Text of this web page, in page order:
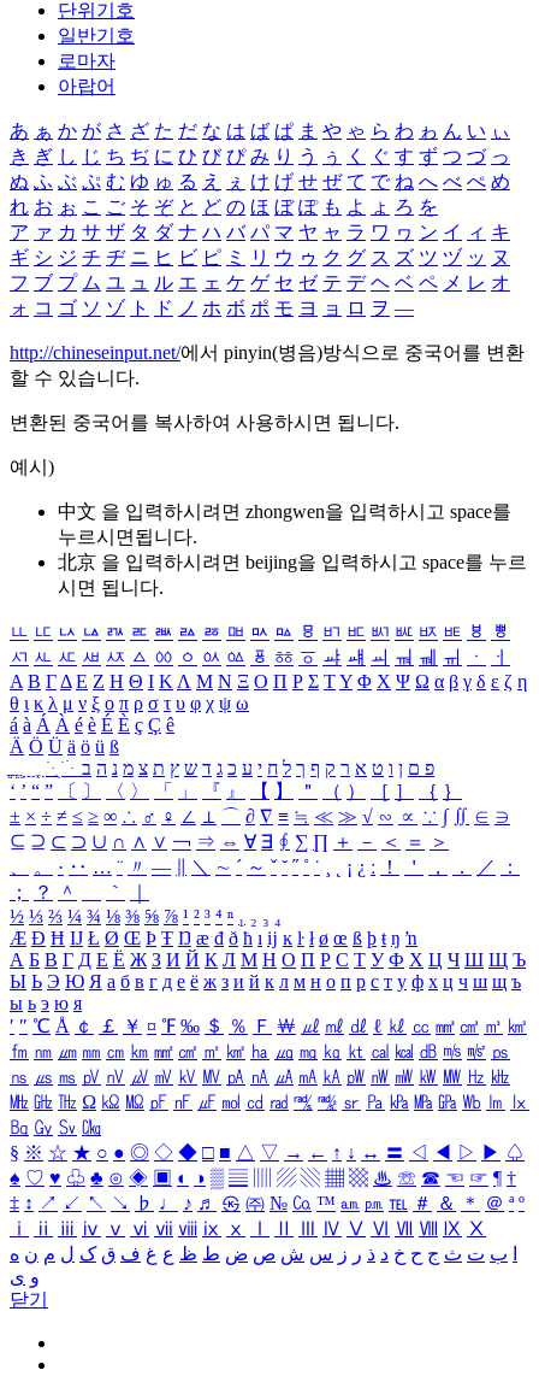
단위기호
일반기호
로마자
아랍어
あ ぁ か が さ ざ た だ な は ば ぱ ま や ゃ ら わ ゎ ん い ぃ
き ぎ し じ ち ぢ に ひ び ぴ み り う ぅ く ぐ す ず つ づ っ
ぬ ふ ぶ ぷ む ゆ ゅ る え ぇ け げ せ ぜ て で ね へ べ ぺ め
れ お ぉ こ ご そ ぞ と ど の ほ ぼ ぽ も よ ょ ろ を
ア ァ カ サ ザ タ ダ ナ ハ バ パ マ ヤ ャ ラ ワ ヮ ン イ ィ キ
ギ シ ジ チ ヂ ニ ヒ ビ ピ ミ リ ウ ゥ ク グ ス ズ ツ ヅ ッ ヌ
フ ブ プ ム ユ ュ ル エ ェ ケ ゲ セ ゼ テ デ ヘ ベ ペ メ レ オ
ォ コ ゴ ソ ゾ ト ド ノ ホ ボ ポ モ ヨ ョ ロ ヲ ―
http://chineseinput.net/에서 pinyin(병음)방식으로 중국어를 변환
할 수 있습니다.
변환된 중국어를 복사하여 사용하시면 됩니다.
예시)
中文 을 입력하시려면 zhongwen을 입력하시고 space를
누르시면됩니다.
北京 을 입력하시려면 beijing을 입력하시고 space를 누르
시면 됩니다.
ㅥ ㅦ ㅧ ㅨ ㅩ ㅪ ㅫ ㅬ ㅭ ㅮ ㅯ ㅰ ㅱ ㅲ ㅳ ㅴ ㅵ ㅶ ㅷ ㅸ
ㅹ
ㅺ ㅻ ㅼ ㅽ ㅾ ㅿ ㆀ ㆁ ㆂ ㆃ ㆄ ㆅ ㆆ ㆇ ㆈ ㆉ ㆊ ㆋ ㆌ ㆍ
ㆎ
Α Β ΓΔ Ε Ζ Η Θ Ι ΚΛ Μ Ν Ξ Ο Π Ρ Σ ΤΥ Φ Χ Ψ Ω α β γ δ ε ζ η
θ ι κ λ μ ν ξ ο π ρ σ τ υ φ χ ψ ω
á à Á À é è É È ç Ç ê
Ä Ö Ü ä ö ü ß
ִֶֹ ֻּ ׁׂ פ ם ן ו ט א ר ק ף ך ל ח י ע כ ג ד ש ץ ת צ מ נ ה ב
‘ ’ “ ” 〔 〕 〈 〉 「 」 『 』 【 】 ＂ （ ） ［ ］ ｛ ｝
± × ÷ ≠ ≤ ≥ ∞ ∴ ♂ ♀ ∠ ⊥ ⌒ ∂ ∇ ≡ ≒ ≪ ≫ √ ∽ ∝ ∵ ∫ ∬ ∈ ∋
⊆ ⊇ ⊂ ⊃ ∪ ∩ ∧ ∨ ￢ ⇒ ⇔ ∀ ∃ ∮ ∑ ∏ ＋ － ＜ ＝
＞
、
。 · ‥ … ¨ 〃 ― ＼ ∼ ´ ～ ˇ ˘ ˝ ˚ ˙ ¸ ¡ ¿ ː ！ ＇ ， ． ／
：
；
？ ＾ ｀
½ ⅓ ⅔ ¼ ¾ ⅛ ⅜ ⅝ ⅞ ¹ ² ³ ⁴ ⁿ ₁ ₂ ₃ ₄
Æ Ð Ħ Ĳ Ł Ø Œ Þ Ŧ Ŋ æ đ ð ħ ı ĳ ĸ ŀ ł ø œ ß þ ŧ ŋ ŉ
А Б В Г Д Е Ё Ж З И Й К Л М Н О П Р С Т У Ф Х Ц Ч Ш Щ Ъ
Ы Ь Э Ю Я а б в г д е ё ж з и й к л м н о п р с т у ф х ц ч ш щ ъ
ы ь э ю я
′ ″ ℃ Å ￠ ￡ ￥ ¤ ℉ ‰ ＄ ％ Ｆ ￦ ㎕ ㎖ ㎗ ℓ ㎘ ㏄ ㎣ ㎤ ㎥ ㎦
㎙ ㎚ ㎛ ㎜ ㎝ ㎞ ㎟ ㎠ ㎡ ㎢ ㏊ ㎍ ㎎ ㎏ ㏏ ㎈ ㎉ ㏈ ㎧ ㎨ ㎰
㎱ ㎲ ㎳ ㎴ ㎵ ㎶ ㎷ ㎸ ㎹ ㎀ ㎁ ㎂ ㎃ ㎄ ㎺ ㎻ ㎽ ㎾ ㎿ ㎐ ㎑
㎒ ㎓ ㎔ Ω ㏀ ㏁ ㎊ ㎋ ㎌ ㏖ ㏅ ㎭ ㎮ ㎯ ㏛ ㎩ ㎪ ㎫ ㎬ ㏝ ㏐
㏓
㏃ ㏉ ㏜ ㏆
§ ※ ☆ ★ ○ ● ◎ ◇ ◆ □ ■ △ ▽ → ← ↑ ↓ ↔ 〓 ◁ ◀ ▷ ▶ ♤
♠ ♡ ♥ ♧ ♣ ⊙ ◈ ▣ ◐ ◑ ▒ ▤ ▨ ▧ ▦ ▩ ♨ ☏ ☎ ☜ ☞ ¶ †
‡ ↕ ↗ ↙ ↖ ↘ ♭ ♩ ♪ ♬ ㉿ ㈜ № ㏇ ™ ㏂ ㏘ ℡ ＃ ＆ ＊ ＠ ª º
ⅰ
ⅱ ⅲ ⅳ ⅴ ⅵ ⅶ ⅷ ⅸ ⅹ Ⅳ Ⅴ Ⅵ Ⅶ Ⅷ Ⅸ Ⅹ
ب ت ث ج ح خ د ذ ر ز س ش ص ض ط ظ ع غ ف ق ک ل م ن ه
و ی
닫기